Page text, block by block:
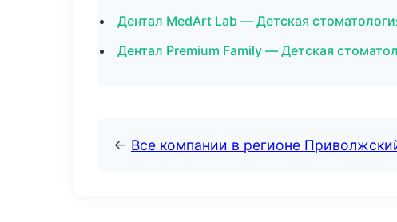
Дентал MedArt Lab — Детская
Дентал Premium Family — Детская
← Все компании в регионе